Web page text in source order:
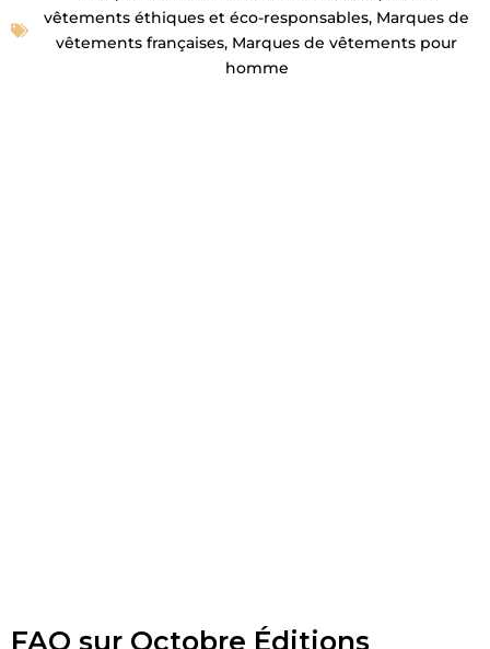
vêtements éthiques et éco-responsables, Marques de
vêtements françaises, Marques de vêtements pour
homme
FAQ sur Octobre Éditions